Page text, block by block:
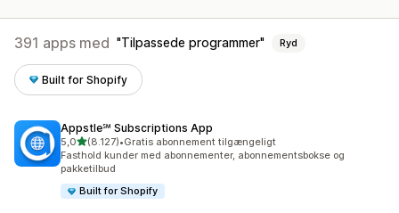
391 apps med Tilpassede programmer Ryd
Built for Shopify
Appstle℠ Subscriptions App
5,0ud af 5 stjerner
(8.127)
8127 anmeldelser i alt
•Gratis abonnement tilgængeligt
Fasthold kunder med abonnementer, abonnementsbokse og
pakketilbud
Built for Shopify